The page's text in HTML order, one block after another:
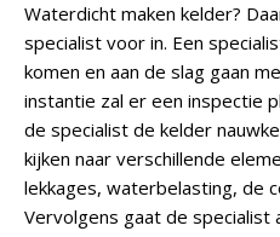
Waterdicht maken kelder?
specialist voor in. Een
komen en aan de slag gaan
instantie zal er een inspectie
de specialist de kelder
kijken naar verschillende
lekkages, waterbelasting, de
Vervolgens gaat de specialist